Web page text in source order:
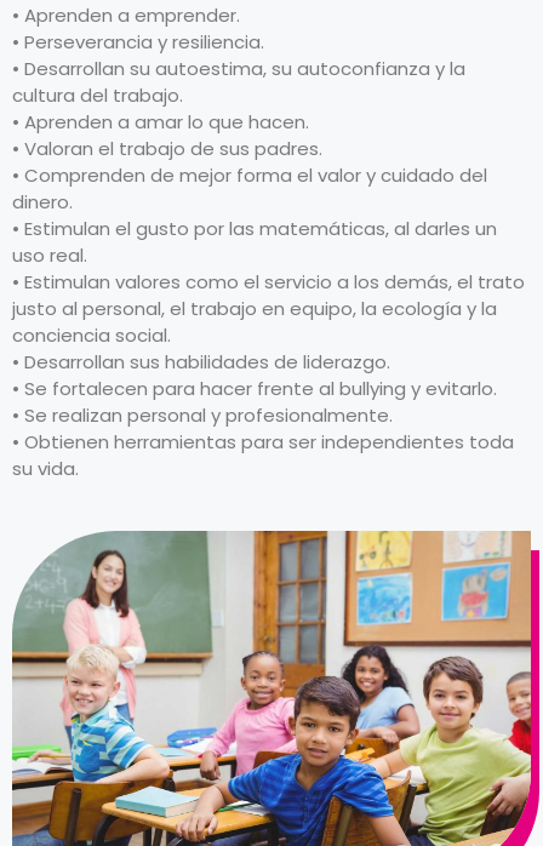
• Aprenden a emprender.
• Perseverancia y resiliencia.
• Desarrollan su autoestima, su autoconfianza y la
cultura del trabajo.
• Aprenden a amar lo que hacen.
• Valoran el trabajo de sus padres.
• Comprenden de mejor forma el valor y cuidado del
dinero.
• Estimulan el gusto por las matemáticas, al darles un
uso real.
• Estimulan valores como el servicio a los demás, el trato
justo al personal, el trabajo en equipo, la ecología y la
conciencia social.
• Desarrollan sus habilidades de liderazgo.
• Se fortalecen para hacer frente al bullying y evitarlo.
• Se realizan personal y profesionalmente.
• Obtienen herramientas para ser independientes toda
su vida.